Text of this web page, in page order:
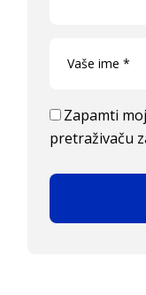
Zapamti
pretraživaču